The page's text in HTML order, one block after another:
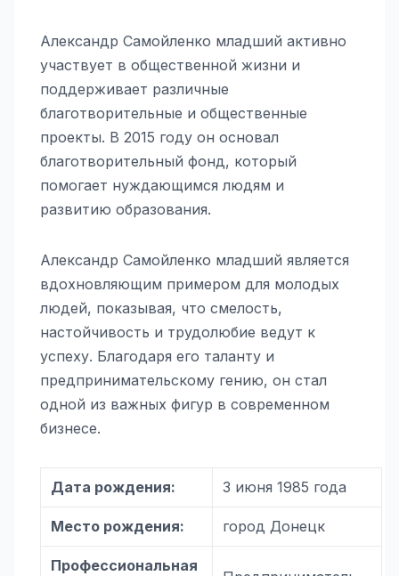
Александр Самойленко младший активно
участвует в общественной жизни и
поддерживает различные
благотворительные и общественные
проекты. В 2015 году он основал
благотворительный фонд, который
помогает нуждающимся людям и
развитию образования.
Александр Самойленко младший является
вдохновляющим примером для молодых
людей, показывая, что смелость,
настойчивость и трудолюбие ведут к
успеху. Благодаря его таланту и
предпринимательскому гению, он стал
одной из важных фигур в современном
бизнесе.
Дата рождения: 3 июня 1985 года
Место рождения: город Донецк
Профессиональная